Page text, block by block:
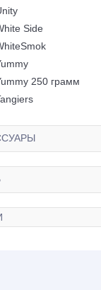
Side
250 грамм
Absolem Gold Flat
(Холодный Флэт
- 100 грамм
Купить